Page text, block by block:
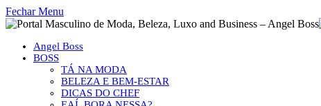
Fechar Menu
Angel Boss
BOSS
TÁ NA MODA
BELEZA E BEM-ESTAR
DICAS DO CHEF